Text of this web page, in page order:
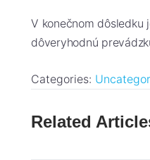
V konečnom dôsledku
dôveryhodnú
Categories:
Related